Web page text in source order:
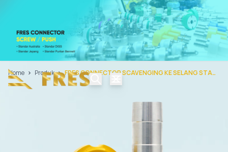
Home Produk FRES CONNECTOR SCAVENGING KE SELANG STANDAR AUSTRALIAN